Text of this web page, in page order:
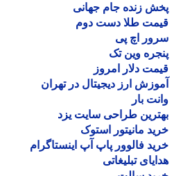
زنده جام جهانی
طلا دست دوم
اچ پی
وین تک
دلار امروز
ارز دیجیتال در تهران
بار
طراحی سایت یزد
مانیتور استوک
فالوور پاپ آپ اینستاگرام
تبلیغاتی